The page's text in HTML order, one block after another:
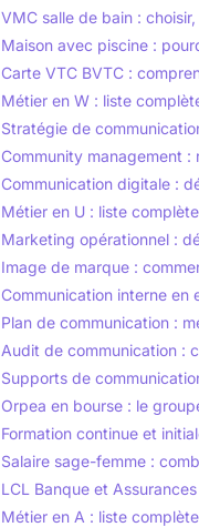
VMC salle de bain :
Maison avec piscine :
Carte VTC BVTC :
Métier en W : liste
Stratégie de
Community management :
Communication digitale :
Métier en U : liste
Marketing opérationnel :
Image de marque :
Communication interne en
Plan de communication :
Audit de communication :
Supports de
Orpea en bourse : le
Formation continue et
Salaire sage-femme :
LCL Banque et
Métier en A : liste